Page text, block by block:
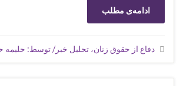
ادامه‌ی مطلب
دفاع از حقوق زنان، تحلیل خبر/ توسط: